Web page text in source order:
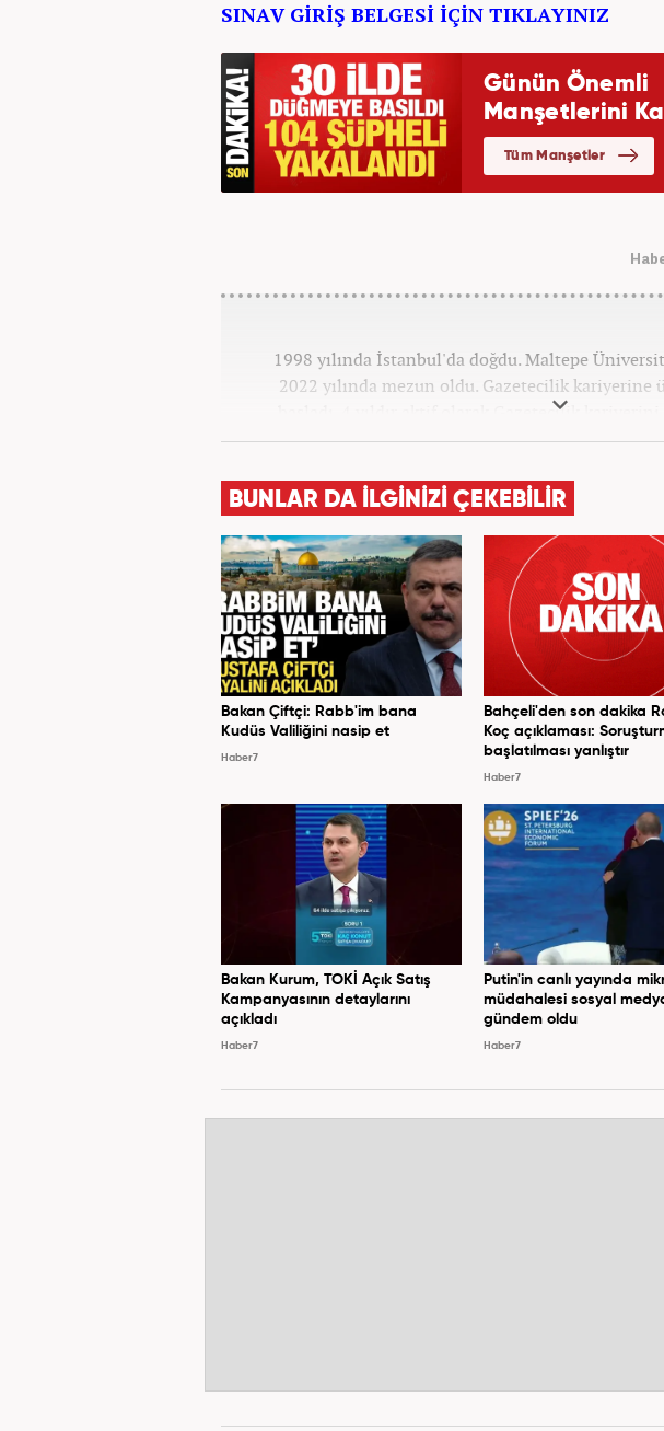
SINAV GİRİŞ BELGESİ İÇİN TIKLAYINIZ
1998 yılında İstanbul'da doğdu. Maltepe
2022 yılında mezun oldu. Gazetecilik kariyerine
başladı. 4 yıldır aktif olarak Gazetecilik kariyerini
Kanal 7 Medya Grubu'na bağlı
BUNLAR DA İLGİNİZİ ÇEKEBİLİR
Bakan Çiftçi: Rabb'im bana
Kudüs Valiliğini nasip et
Haber7
Bahçeli'den son dakika
Koç açıklaması:
başlatılması yanlıştır
Haber7
Bakan Kurum, TOKİ Açık Satış
Kampanyasının detaylarını
açıkladı
Haber7
Putin'in canlı yayında
müdahalesi sosyal
gündem oldu
Haber7